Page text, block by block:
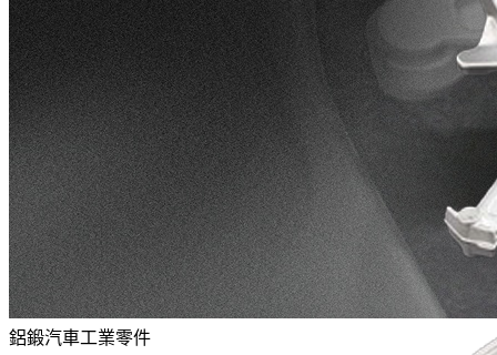
鋁鍛汽車工業零件